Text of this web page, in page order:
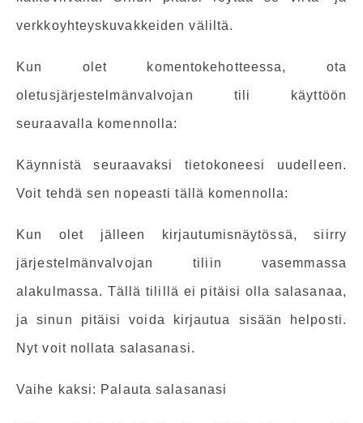
verkkoyhteyskuvakkeiden väliltä.
Kun olet komentokehotteessa, ota
oletusjärjestelmänvalvojan tili käyttöön
seuraavalla komennolla:
Käynnistä seuraavaksi tietokoneesi uudelleen.
Voit tehdä sen nopeasti tällä komennolla:
Kun olet jälleen kirjautumisnäytössä, siirry
järjestelmänvalvojan tiliin vasemmassa
alakulmassa. Tällä tilillä ei pitäisi olla salasanaa,
ja sinun pitäisi voida kirjautua sisään helposti.
Nyt voit nollata salasanasi.
Vaihe kaksi: Palauta salasanasi